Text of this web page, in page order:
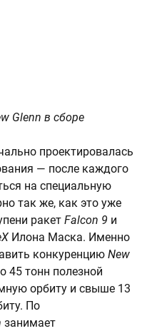
Glenn в сборе
проектировалась
— после каждого
на специальную
так же, как это уже
ракет Falcon 9 и
Илона Маска. Именно
конкуренцию New
45 тонн полезной
орбиту и свыше 13
По
занимает